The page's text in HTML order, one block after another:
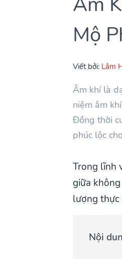
Mộ
Viết bởi: Lâm
Âm khí là
niệm âm
Đồng thời
phúc lộc
Trong lĩnh
giữa
lượng thực
Nội